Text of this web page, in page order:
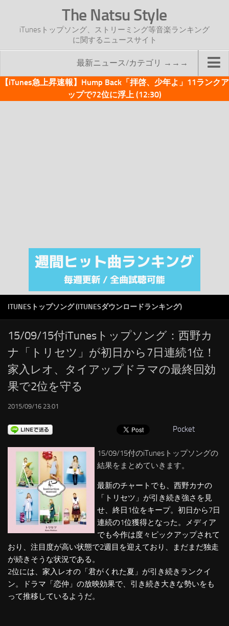
The Natsu Style
iTunesトップソング、ストリーミング等音楽ランキング
に関するニュースサイト
最新ニュース/カテゴリ →→→
TOP
注目カテゴリ
オリジナルiTunes週間トップソング
RSS
LINKS
【iTunes急上昇速報】Hump Back「拝啓、少年よ」11ランクア
ップで72位に浮上 (12:30)
ITUNESトップソング (ITUNESダウンロードランキング)
15/09/15付iTunesトップソング：西野カ
ナ「トリセツ」が初日から7日連続1位！
家入レオ、タイアップドラマの最終回効
果で2位を守る
2015/09/16 23:01
Pocket
15/09/15付のiTunesトップソングの
結果をまとめていきます。
最新のチャートでも、西野カナの
「トリセツ」が引き続き強さを見
せ、終日1位をキープ。初日から7日
連続の1位獲得となった。メディア
でも今作は度々ピックアップされて
おり、注目度が高い状態で2週目を迎えており、まだまだ独走
が続きそうな状況である。
2位には、家入レオの「君がくれた夏」が引き続きランクイ
ン。ドラマ「恋仲」の放映効果で、引き続き大きな勢いをも
って推移しているようだ。